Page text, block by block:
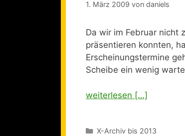
1. März 2009 von daniels
Da wir im Februar nicht
präsentieren konnten,
Erscheinungstermine
Scheibe ein wenig
weiterlesen […]
Kategorien
X-Archiv bis 2013